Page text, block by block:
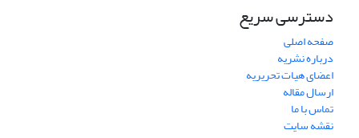
دسترسی سریع
صفحه اصلی
درباره نشریه
اعضای هیات تحریریه
ارسال مقاله
تماس با ما
نقشه سایت